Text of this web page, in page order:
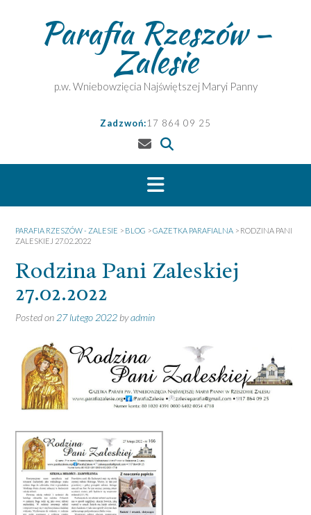
Parafia Rzeszów –
Zalesie
p.w. Wniebowzięcia Najświętszej Maryi Panny
Zadzwoń:17 864 09 25
PARAFIA RZESZÓW - ZALESIE > BLOG >GAZETKA PARAFIALNA > RODZINA PANI
ZALESKIEJ 27.02.2022
Rodzina Pani Zaleskiej
27.02.2022
Posted on 27 lutego 2022 byadmin